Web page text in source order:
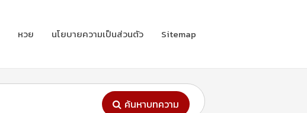
หวย นโยบายความเป็นส่วนตัว Sitemap
ค้นหาบทความ